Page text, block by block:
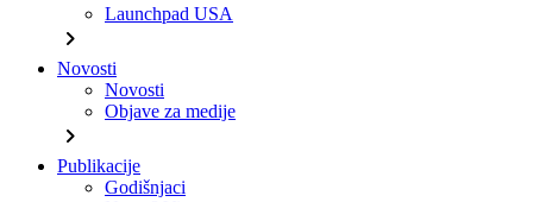
Launchpad USA
chevron_right
Novosti
Novosti
Objave za medije
chevron_right
Publikacije
Godišnjaci